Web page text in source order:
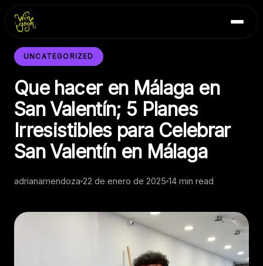
Inicio
Blog
Contacto
UNCATEGORIZED
Que hacer en Málaga en
San Valentín; 5 Planes
Irresistibles para Celebrar
San Valentín en Málaga
adrianamendoza 22 de enero de 2025 14 min read